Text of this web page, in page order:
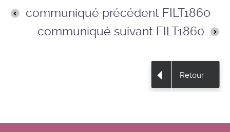
communiqué précédent FILT1860
communiqué suivant FILT1860
Retour